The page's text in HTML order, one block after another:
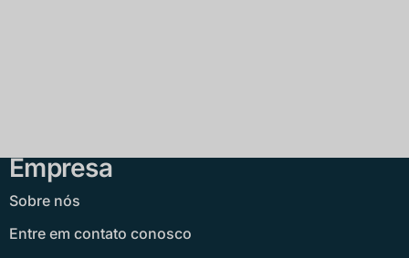
Empresa
Sobre nós
Entre em contato conosco